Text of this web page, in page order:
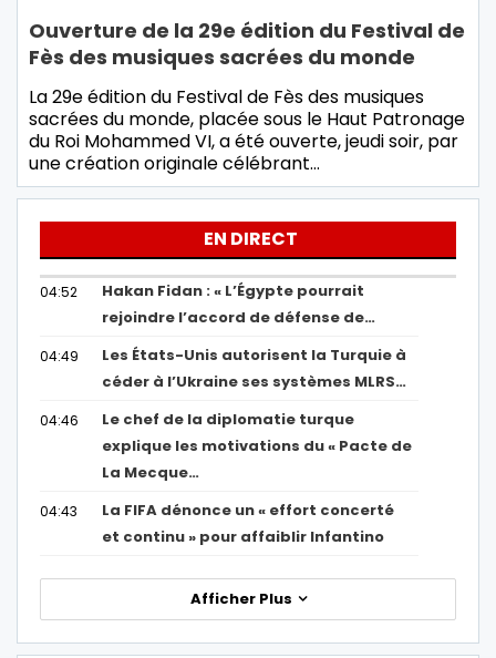
Ouverture de la 29e édition du Festival de
Fès des musiques sacrées du monde
La 29e édition du Festival de Fès des musiques
sacrées du monde, placée sous le Haut Patronage
du Roi Mohammed VI, a été ouverte, jeudi soir, par
une création originale célébrant…
EN DIRECT
04:52
Hakan Fidan : « L’Égypte pourrait
rejoindre l’accord de défense de…
04:49
Les États-Unis autorisent la Turquie à
céder à l’Ukraine ses systèmes MLRS…
04:46
Le chef de la diplomatie turque
explique les motivations du « Pacte de
La Mecque…
04:43
La FIFA dénonce un « effort concerté
et continu » pour affaiblir Infantino
Afficher Plus